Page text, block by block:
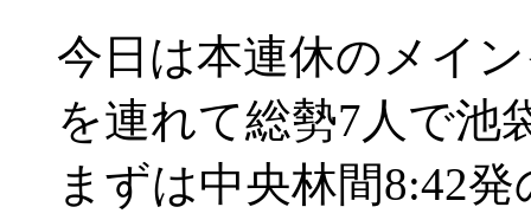
今日は本連休のメイ
を連れて総勢7人で池
まずは中央林間8:42